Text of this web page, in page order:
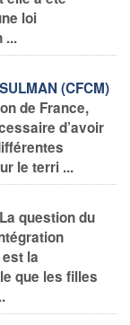
loi
...
(CFCM)
de France,
d’avoir
le terri ...
question du
la
que les filles